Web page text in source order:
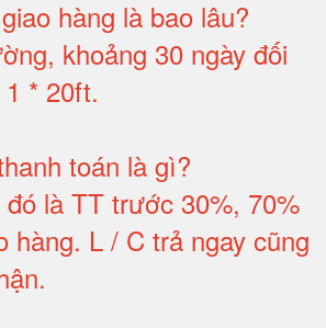
hàng là bao lâu?
khoảng 30 ngày đối
* 20ft.
toán là gì?
đó là TT trước 30%, 70%
hàng. L / C trả ngay cũng
.